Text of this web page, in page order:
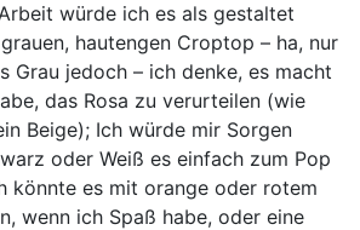
würde ich es als gestaltet
hautengen Croptop – ha, nur
Grau jedoch – ich denke, es macht
das Rosa zu verurteilen (wie
Beige); Ich würde mir Sorgen
oder Weiß es einfach zum Pop
könnte es mit orange oder rotem
wenn ich Spaß habe, oder eine